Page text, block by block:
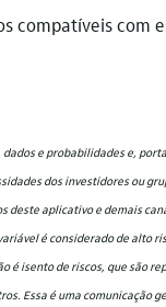
compatíveis com
e probabilidades e,
dos investidores ou
deste aplicativo e demais
é considerado de alto
é isento de riscos, que são
Essa é uma comunicação